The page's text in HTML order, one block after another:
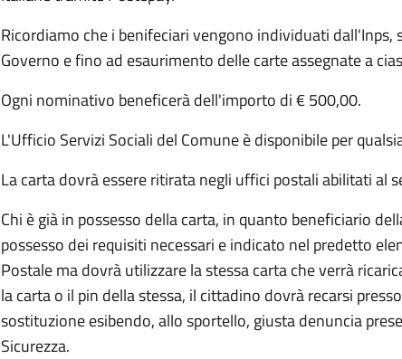
Ricordiamo che i benifeciari vengono individuati
Governo e fino ad esaurimento delle carte assegnate a
Ogni nominativo beneficerà dell'importo di € 500,00.
L'Ufficio Servizi Sociali del Comune è disponibile per
La carta dovrà essere ritirata negli uffici postali abilitati al
Chi è già in possesso della carta, in quanto beneficiario
possesso dei requisiti necessari e indicato nel predetto
Postale ma dovrà utilizzare la stessa carta che verrà
la carta o il pin della stessa, il cittadino dovrà recarsi
sostituzione esibendo, allo sportello, giusta denuncia
Sicurezza.